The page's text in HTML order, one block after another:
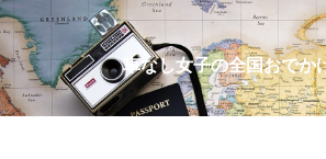
車なし女子の全国おでか